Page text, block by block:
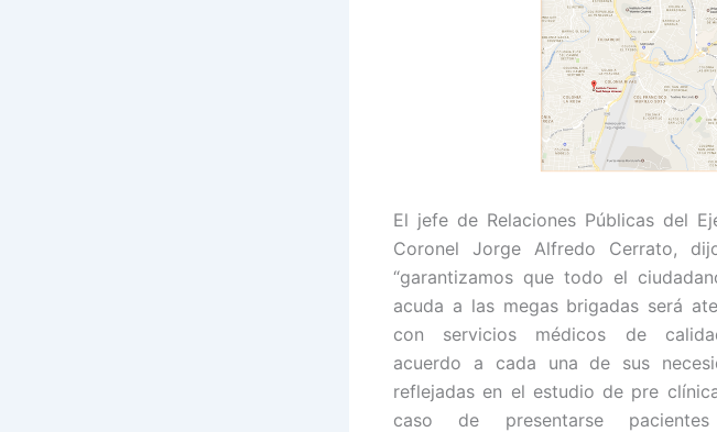
El jefe de Relaciones Públicas del
Coronel Jorge Alfredo Cerrato,
“garantizamos que todo el
acuda a las megas brigadas será
con servicios médicos de
acuerdo a cada una de sus
reflejadas en el estudio de pre
caso de presentarse